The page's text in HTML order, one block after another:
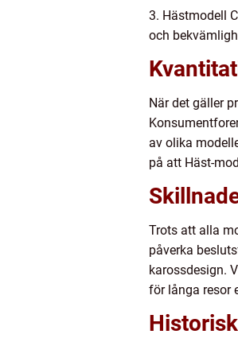
3. Hästmodell
och
När det gäller
av olika
på att Häst-
Trots att alla
påverka
karossdesign.
för långa resor